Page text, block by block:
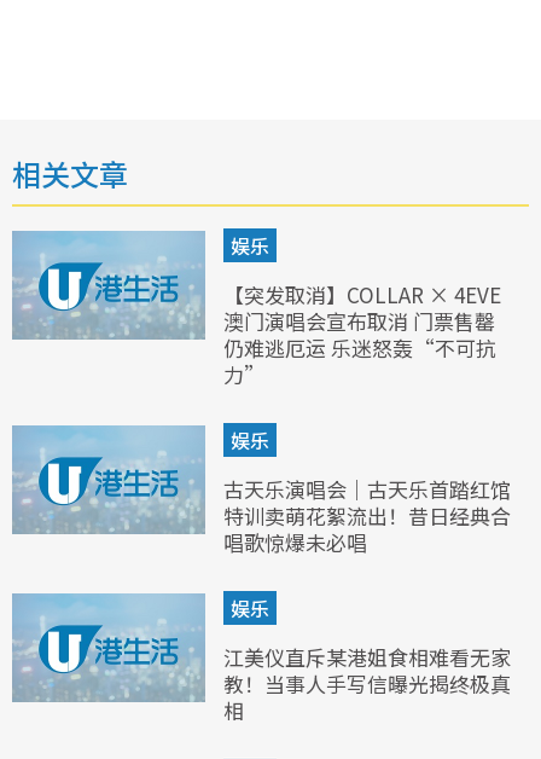
相关文章
娱乐
【突发取消】COLLAR × 4EVE
澳门演唱会宣布取消 门票售罄
仍难逃厄运 乐迷怒轰“不可抗
力”
娱乐
古天乐演唱会｜古天乐首踏红馆
特训卖萌花絮流出！昔日经典合
唱歌惊爆未必唱
娱乐
江美仪直斥某港姐食相难看无家
教！当事人手写信曝光揭终极真
相